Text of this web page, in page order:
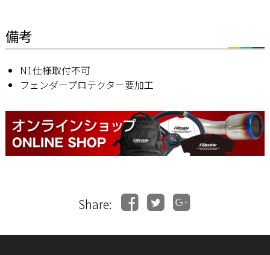
備考
N1仕様取付不可
フェンダープロテクター要加工
Share: